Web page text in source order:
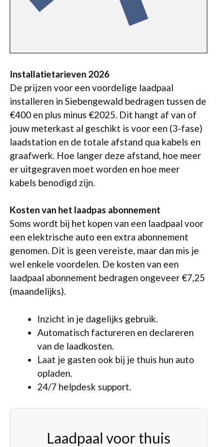
Installatietarieven 2026
De prijzen voor een voordelige laadpaal
installeren in Siebengewald bedragen tussen de
€400 en plus minus €2025. Dit hangt af van of
jouw meterkast al geschikt is voor een (3-fase)
laadstation en de totale afstand qua kabels en
graafwerk. Hoe langer deze afstand, hoe meer
er uitgegraven moet worden en hoe meer
kabels benodigd zijn.
Kosten van het laadpas abonnement
Soms wordt bij het kopen van een laadpaal voor
een elektrische auto een extra abonnement
genomen. Dit is geen vereiste, maar dan mis je
wel enkele voordelen. De kosten van een
laadpaal abonnement bedragen ongeveer €7,25
(maandelijks).
Inzicht in je dagelijks gebruik.
Automatisch factureren en declareren
van de laadkosten.
Laat je gasten ook bij je thuis hun auto
opladen.
24/7 helpdesk support.
Laadpaal voor thuis